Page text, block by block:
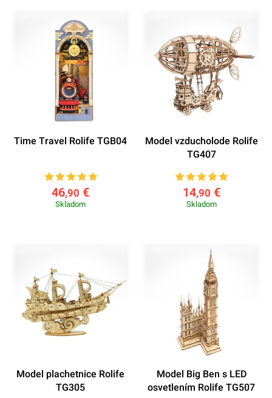
Time Travel Rolife TGB04
46,90 €
Skladom
Model vzducholode Rolife
TG407
14,90 €
Skladom
Model plachetnice Rolife
TG305
Model Big Ben s LED
osvetlením Rolife TG507